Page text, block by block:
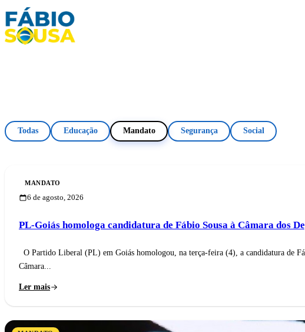
Biografia
Contato
Todas Educação Mandato Segurança Social
MANDATO
6 de agosto, 2026
PL-Goiás homologa candidatura de Fábio Sousa à Câmara dos
O Partido Liberal (PL) em Goiás homologou, na terça-feira (4), a candidatura de
Câmara...
Ler mais